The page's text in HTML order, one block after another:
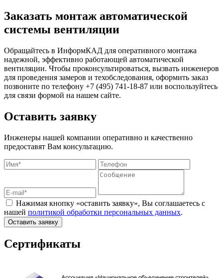
Заказать монтаж автоматической
системы вентиляции
Обращайтесь в ИнформКАД для оперативного монтажа
надежной, эффективно работающей автоматической
вентиляции. Чтобы проконсультироваться, вызвать инженеров
для проведения замеров и техобследования, оформить заказ
позвоните по телефону +7 (495) 741-18-87 или воспользуйтесь
для связи формой на нашем сайте.
Оставить заявку
Инженеры нашей компании оперативно и качественно
предоставят Вам консультацию.
Нажимая кнопку «оставить заявку», Вы соглашаетесь с
нашей политикой обработки персональных данных.
Оставить заявку
Сертификаты